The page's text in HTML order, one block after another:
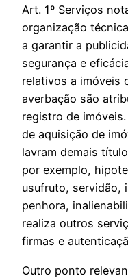
Art. 1º Serviços
organização
a garantir a
segurança e
relativos a imóveis
averbação são
registro de
de aquisição de
lavram demais
por exemplo,
usufruto, servidão,
penhora,
realiza outros
firmas e
Outro ponto